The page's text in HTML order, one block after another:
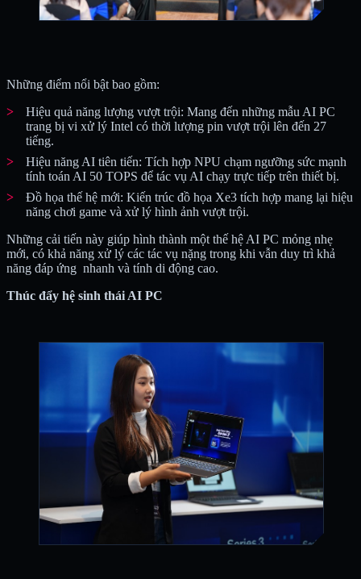
Những điểm nổi bật bao gồm:
Hiệu quả năng lượng vượt trội: Mang đến những mẫu AI PC
trang bị vi xử lý Intel có thời lượng pin vượt trội lên đến 27
tiếng.
Hiệu năng AI tiên tiến: Tích hợp NPU chạm ngưỡng sức mạnh
tính toán AI 50 TOPS để tác vụ AI chạy trực tiếp trên thiết bị.
Đồ họa thế hệ mới: Kiến trúc đồ họa Xe3 tích hợp mang lại hiệu
năng chơi game và xử lý hình ảnh vượt trội.
Những cải tiến này giúp hình thành một thế hệ AI PC mỏng nhẹ
mới, có khả năng xử lý các tác vụ nặng trong khi vẫn duy trì khả
năng đáp ứng nhanh và tính di động cao.
Thúc đẩy hệ sinh thái AI PC